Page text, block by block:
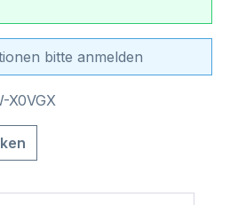
bitte anmelden
X0VGX